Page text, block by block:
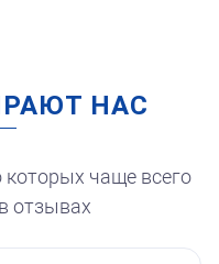
НАС
чаще всего
отзывах